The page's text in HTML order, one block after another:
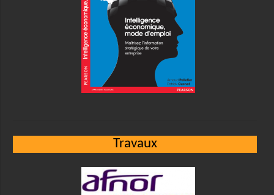
Travaux